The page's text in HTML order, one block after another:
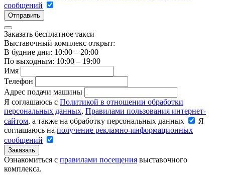
сообщений
Отправить
Заказать бесплатное такси
Выставочный комплекс открыт:
В будние дни: 10:00 – 20:00
По выходным: 10:00 – 19:00
Имя
Телефон
Адрес подачи машины
Я соглашаюсь с Политикой в отношении обработки
персональных данных, Правилами пользования интернет-
сайтом, а также на обработку персональных данных
Я
соглашаюсь на получение рекламно-информационных
сообщений
Заказать
Ознакомиться с правилами посещения выставочного
комплекса.